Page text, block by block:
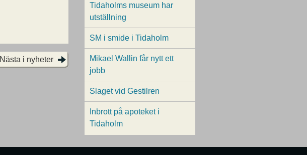
Nästa i nyheter
Tidaholms museum har
utställning
SM i smide i Tidaholm
Mikael Wallin får nytt ett
jobb
Slaget vid Gestilren
Inbrott på apoteket i
Tidaholm